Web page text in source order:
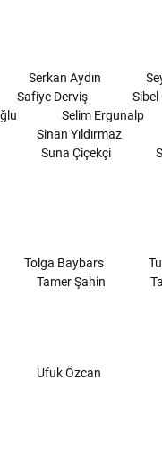
Serkan Aydın
Safiye Derviş
Sibel
Selim Ergunalp
Sinan Yıldırmaz
Suna Çiçekçi
Tolga Baybars
Tamer Şahin
Ufuk Özcan